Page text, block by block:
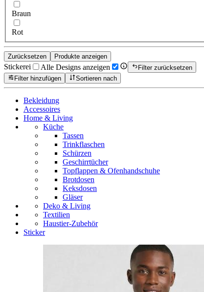
Braun
Rot
Zurücksetzen Produkte anzeigen
Stickerei Alle Designs anzeigen
Filter zurücksetzen
Filter hinzufügen
Sortieren nach
Bekleidung
Accessoires
Home & Living
Küche
Tassen
Trinkflaschen
Schürzen
Geschirrtücher
Topflappen & Ofenhandschuhe
Brotdosen
Keksdosen
Gläser
Deko & Living
Textilien
Haustier-Zubehör
Sticker